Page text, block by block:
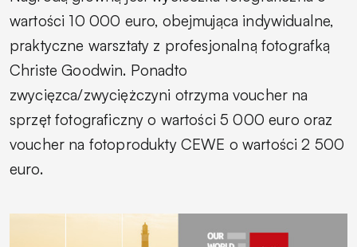
wartości 10 000 euro, obejmująca indywidualne,
praktyczne warsztaty z profesjonalną fotografką
Christe Goodwin. Ponadto
zwycięzca/zwyciężczyni otrzyma voucher na
sprzęt fotograficzny o wartości 5 000 euro oraz
voucher na fotoprodukty CEWE o wartości 2 500
euro.